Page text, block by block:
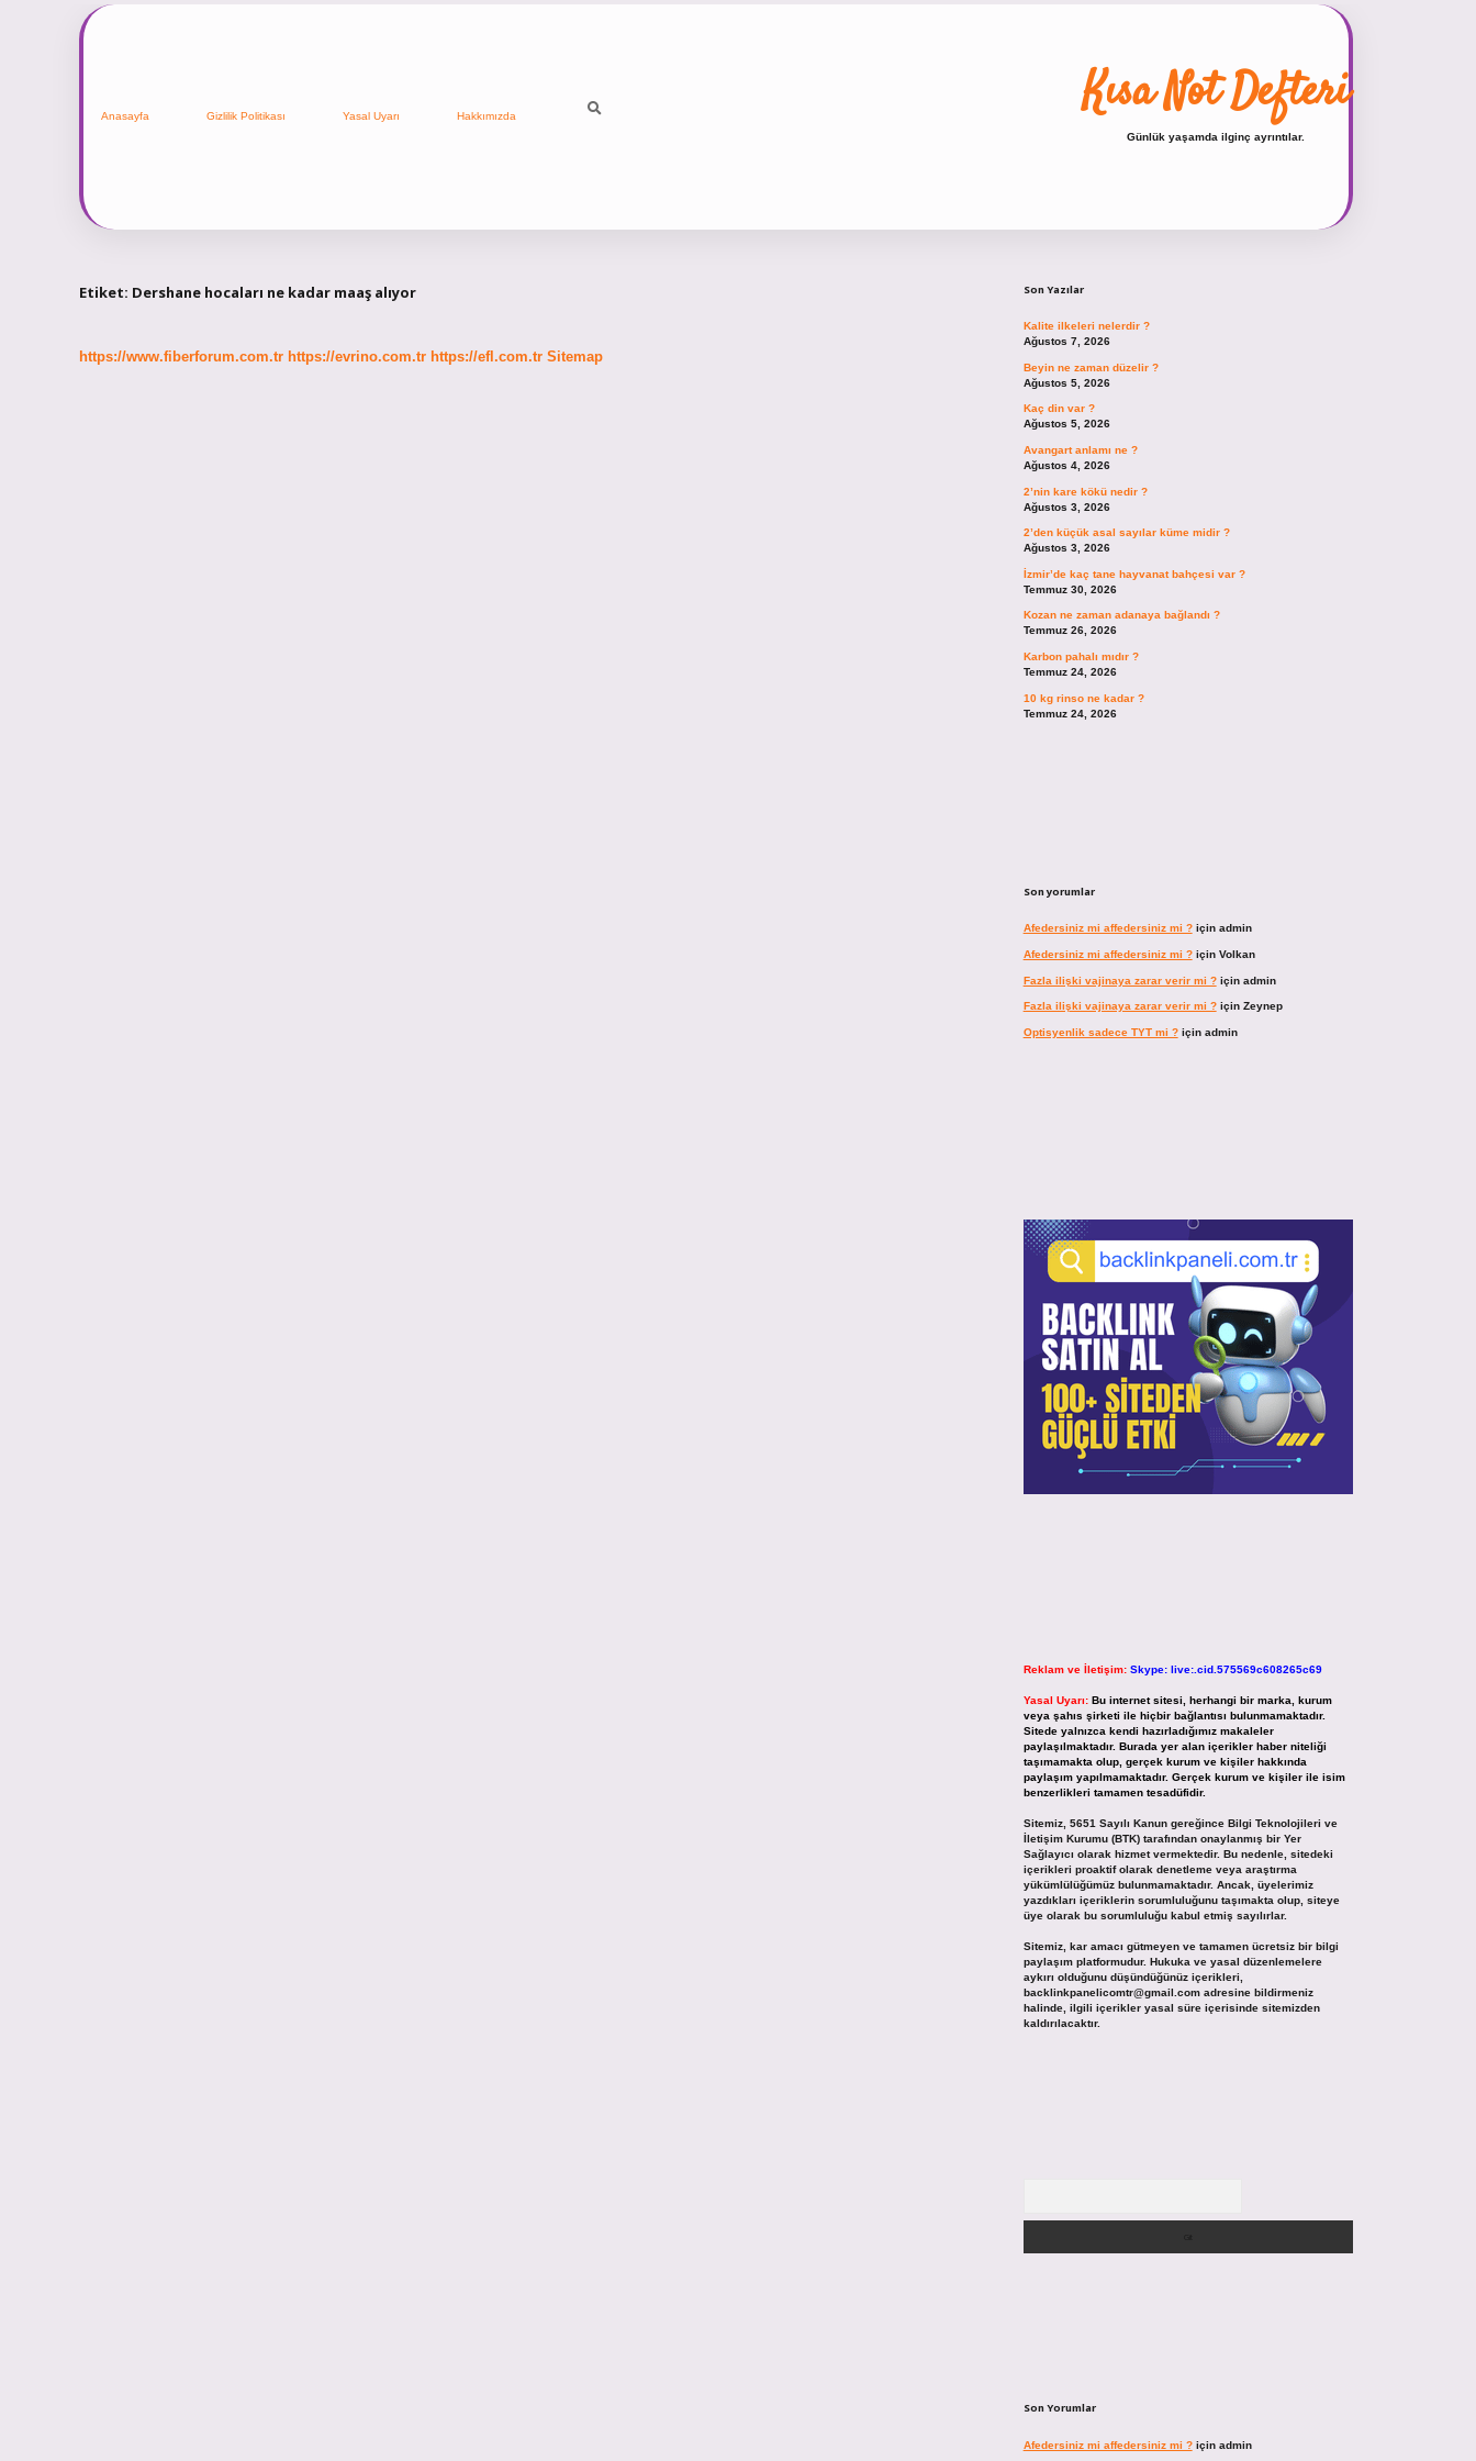
Anasayfa Gizlilik Politikası Yasal Uyarı Hakkımızda Kısa Not Defteri
Günlük yaşamda ilginç ayrıntılar.
Etiket: Dershane hocaları ne kadar maaş alıyor
https://www.fiberforum.com.tr https://evrino.com.tr https://efl.com.tr Sitemap
Son Yazılar
Kalite ilkeleri nelerdir ?
Ağustos 7, 2026
Beyin ne zaman düzelir ?
Ağustos 5, 2026
Kaç din var ?
Ağustos 5, 2026
Avangart anlamı ne ?
Ağustos 4, 2026
2’nin kare kökü nedir ?
Ağustos 3, 2026
2’den küçük asal sayılar küme midir ?
Ağustos 3, 2026
İzmir’de kaç tane hayvanat bahçesi var ?
Temmuz 30, 2026
Kozan ne zaman adanaya bağlandı ?
Temmuz 26, 2026
Karbon pahalı mıdır ?
Temmuz 24, 2026
10 kg rinso ne kadar ?
Temmuz 24, 2026
Son yorumlar
Afedersiniz mi affedersiniz mi ?için admin
Afedersiniz mi affedersiniz mi ?için Volkan
Fazla ilişki vajinaya zarar verir mi ?için admin
Fazla ilişki vajinaya zarar verir mi ?için Zeynep
Optisyenlik sadece TYT mi ?için admin
Reklam ve İletişim: Skype: live:.cid.575569c608265c69
Yasal Uyarı: Bu internet sitesi, herhangi bir marka, kurum
veya şahıs şirketi ile hiçbir bağlantısı bulunmamaktadır.
Sitede yalnızca kendi hazırladığımız makaleler
paylaşılmaktadır. Burada yer alan içerikler haber niteliği
taşımamakta olup, gerçek kurum ve kişiler hakkında
paylaşım yapılmamaktadır. Gerçek kurum ve kişiler ile isim
benzerlikleri tamamen tesadüfidir.
Sitemiz, 5651 Sayılı Kanun gereğince Bilgi Teknolojileri ve
İletişim Kurumu (BTK) tarafından onaylanmış bir Yer
Sağlayıcı olarak hizmet vermektedir. Bu nedenle, sitedeki
içerikleri proaktif olarak denetleme veya araştırma
yükümlülüğümüz bulunmamaktadır. Ancak, üyelerimiz
yazdıkları içeriklerin sorumluluğunu taşımakta olup, siteye
üye olarak bu sorumluluğu kabul etmiş sayılırlar.
Sitemiz, kar amacı gütmeyen ve tamamen ücretsiz bir bilgi
paylaşım platformudur. Hukuka ve yasal düzenlemelere
aykırı olduğunu düşündüğünüz içerikleri,
backlinkpanelicomtr@gmail.comadresine bildirmeniz
halinde, ilgili içerikler yasal süre içerisinde sitemizden
kaldırılacaktır.
Son Yorumlar
Afedersiniz mi affedersiniz mi ?için admin